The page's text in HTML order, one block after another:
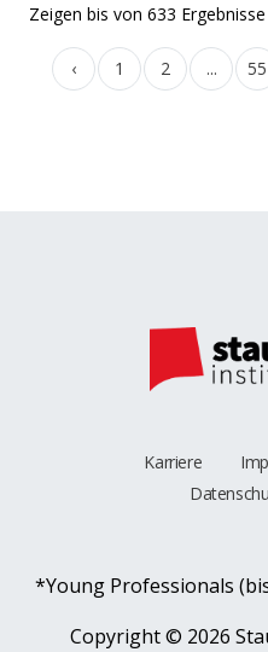
Zeigen bis von 633 Ergebnisse
‹ 1 2 ... 55
Karriere
*Young Professionals
Copyright © 2026